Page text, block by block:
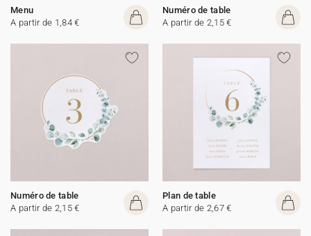
Menu
A partir de 1,84 €
Numéro de table
A partir de 2,15 €
Numéro de table
A partir de 2,15 €
Plan de table
A partir de 2,67 €